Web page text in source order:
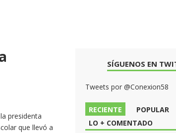
presidenta
que llevó a
SÍGUENOS EN
Tweets por @Conexion58
RECIENTE
POPULAR
LO + COMENTADO